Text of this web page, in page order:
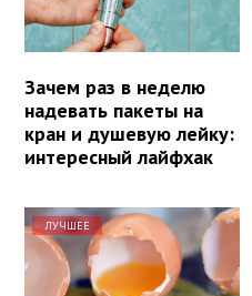
Зачем раз в неделю
надевать пакеты на
кран и душевую лейку:
интересный лайфхак
ЛУЧШЕЕ